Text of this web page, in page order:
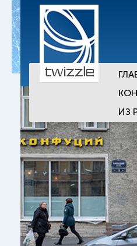
ИЗ